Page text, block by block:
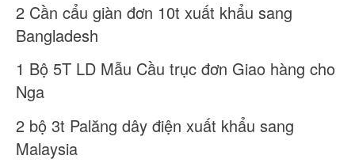
2 Cần cẩu giàn đơn 10t xuất khẩu sang
Bangladesh
1 Bộ 5T LD Mẫu Cầu trục đơn Giao hàng cho
Nga
2 bộ 3t Palăng dây điện xuất khẩu sang
Malaysia